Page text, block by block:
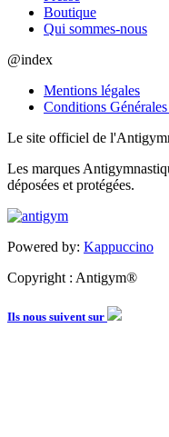
Boutique
Qui sommes-nous
@index
Mentions légales
Conditions
Le site officiel de
Les marques
déposées et protégées.
Powered by: Kappuccino
Copyright : Antigym®
Ils nous suivent sur